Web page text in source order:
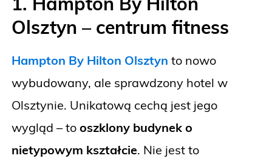
Olsztyn – centrum fitness
Hampton By Hilton Olsztyn to nowo
wybudowany, ale sprawdzony hotel w
Olsztynie. Unikatową cechą jest jego
wygląd – to oszklony budynek o
nietypowym kształcie. Nie jest to